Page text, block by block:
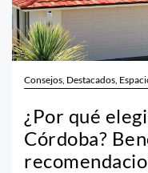
Consejos, Destacados,
¿Por qué
Córdoba?